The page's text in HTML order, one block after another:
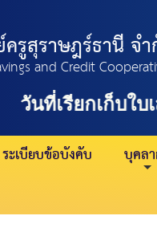
รูสุราษฎร์ธานี จ
and Credit
วันที่เรียกเก็บใบเ
ระเบียบข้อบังคับ บุคล